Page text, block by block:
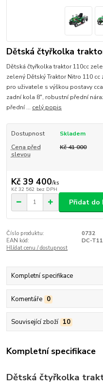
Dětská čtyřkolka
Dětská čtyřkolka traktor 110cc
zelený Dětský Traktor Nitro 110
pro uživatele s výškou postavy
zadní kola 8", robustní přední
přední ... celý popis
Dostupnost
Skladem
Cena před
slevou
Kč 41 000
Kč 39 400/ks
Kč 32 562 bez DPH
Přidat do
Číslo produktu:
0732
EAN kód:
DC-
Hlídat cenu / dostupnost
Kompletní specifikace
Komentáře 0
Související zboží 10
Kompletní specifikace
Dětská čtyřkolka